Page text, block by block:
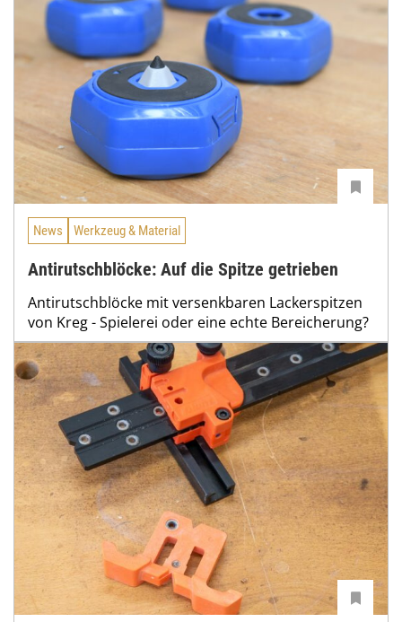
News Werkzeug & Material
Antirutschblöcke: Auf die Spitze getrieben
Antirutschblöcke mit versenkbaren Lackerspitzen
von Kreg - Spielerei oder eine echte Bereicherung?